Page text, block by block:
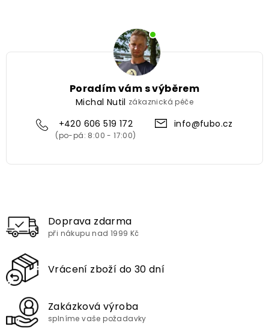
Poradím vám s výběrem
Michal Nutil zákaznická péče
+420 606 519 172 info@fubo.cz
Doprava zdarma
při nákupu nad 1999 Kč
Vrácení zboží do 30 dní
Zakázková výroba
splníme vaše požadavky